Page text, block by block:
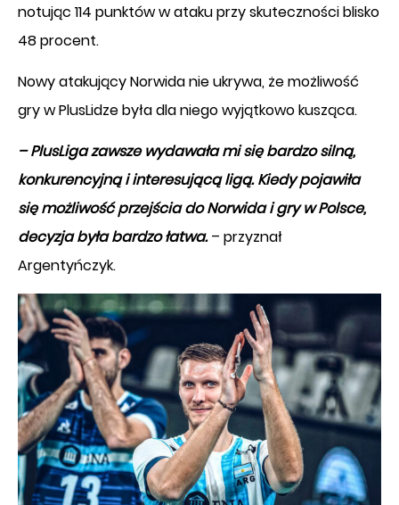
notując 114 punktów w ataku przy skuteczności blisko
48 procent.
Nowy atakujący Norwida nie ukrywa, że możliwość
gry w PlusLidze była dla niego wyjątkowo kusząca.
– PlusLiga zawsze wydawała mi się bardzo silną,
konkurencyjną i interesującą ligą. Kiedy pojawiła
się możliwość przejścia do Norwida i gry w Polsce,
decyzja była bardzo łatwa.– przyznał
Argentyńczyk.